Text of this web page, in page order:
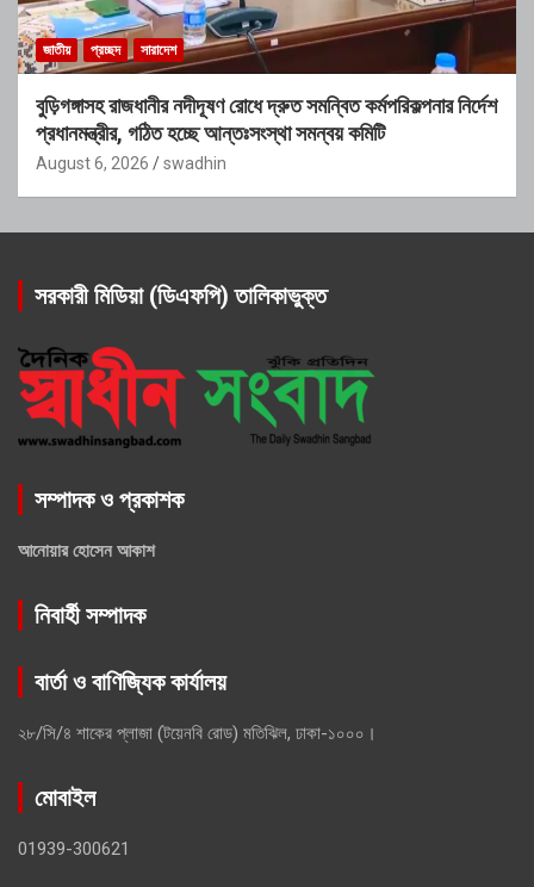
জাতীয় প্রচ্ছদ সারাদেশ
বুড়িগঙ্গাসহ রাজধানীর নদীদূষণ রোধে দ্রুত সমন্বিত কর্মপরিকল্পনার নির্দেশ
প্রধানমন্ত্রীর, গঠিত হচ্ছে আন্তঃসংস্থা সমন্বয় কমিটি
August 6, 2026 swadhin
সরকারী মিডিয়া (ডিএফপি) তালিকাভুক্ত
সম্পাদক ও প্রকাশক
আনোয়ার হোসেন আকাশ
নিবার্হী সম্পাদক
বার্তা ও বাণিজ্যিক কার্যালয়
২৮/সি/৪ শাকের প্লাজা (টয়েনবি রোড) মতিঝিল, ঢাকা-১০০০।
মোবাইল
01939-300621